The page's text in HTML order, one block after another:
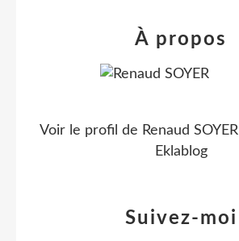
Suivez-moi
À propos
Voir le profil de Renaud SOYER
Eklablog